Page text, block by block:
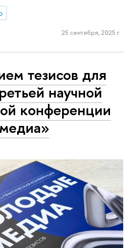
25 сентября, 2025 г.
тезисов для
научной
конференции